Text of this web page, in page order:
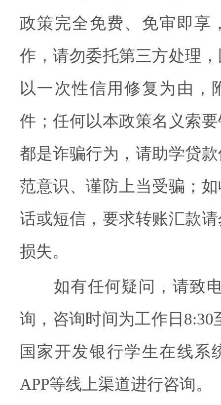
政策完全免费、免审即享
作，请勿委托第三方处理
以一次性信用修复为由，
件；任何以本政策名义索
都是诈骗行为，请助学贷
范意识、谨防上当受骗；
话或短信，要求转账汇款
损失。
如有任何疑问，请致电
询，咨询时间为工作日8:30
国家开发银行学生在线系
APP等线上渠道进行咨询。